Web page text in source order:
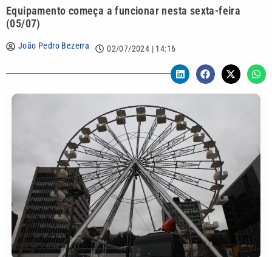
Equipamento começa a funcionar nesta sexta-feira
(05/07)
João Pedro Bezerra 02/07/2024 | 14:16